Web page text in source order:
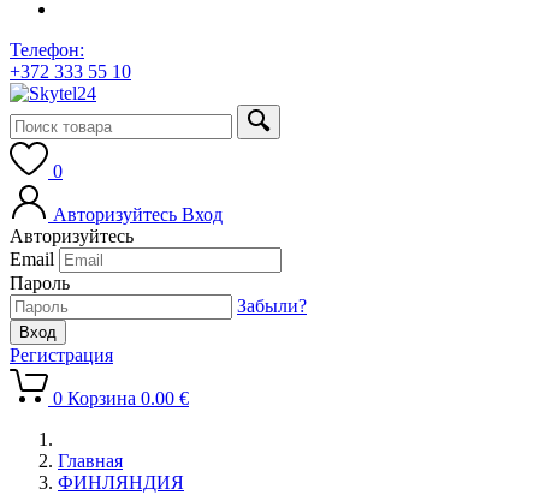
Телефон:
+372 333 55 10
0
Авторизуйтесь Вход
Авторизуйтесь
Email
Пароль
Забыли?
Регистрация
0 Корзина 0.00 €
Главная
ФИНЛЯНДИЯ